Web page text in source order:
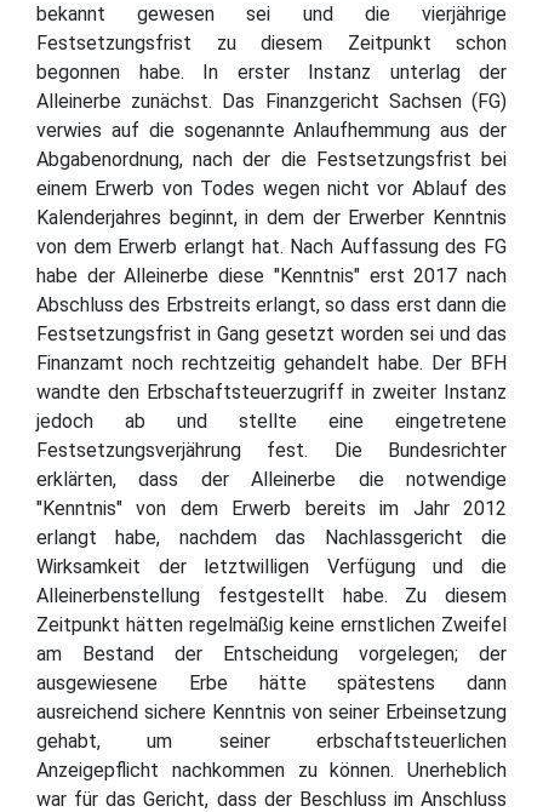
bekannt gewesen sei und die vierjährige
Festsetzungsfrist zu diesem Zeitpunkt schon
begonnen habe. In erster Instanz unterlag der
Alleinerbe zunächst. Das Finanzgericht Sachsen (FG)
verwies auf die sogenannte Anlaufhemmung aus der
Abgabenordnung, nach der die Festsetzungsfrist bei
einem Erwerb von Todes wegen nicht vor Ablauf des
Kalenderjahres beginnt, in dem der Erwerber Kenntnis
von dem Erwerb erlangt hat. Nach Auffassung des FG
habe der Alleinerbe diese "Kenntnis" erst 2017 nach
Abschluss des Erbstreits erlangt, so dass erst dann die
Festsetzungsfrist in Gang gesetzt worden sei und das
Finanzamt noch rechtzeitig gehandelt habe. Der BFH
wandte den Erbschaftsteuerzugriff in zweiter Instanz
jedoch ab und stellte eine eingetretene
Festsetzungsverjährung fest. Die Bundesrichter
erklärten, dass der Alleinerbe die notwendige
"Kenntnis" von dem Erwerb bereits im Jahr 2012
erlangt habe, nachdem das Nachlassgericht die
Wirksamkeit der letztwilligen Verfügung und die
Alleinerbenstellung festgestellt habe. Zu diesem
Zeitpunkt hätten regelmäßig keine ernstlichen Zweifel
am Bestand der Entscheidung vorgelegen; der
ausgewiesene Erbe hätte spätestens dann
ausreichend sichere Kenntnis von seiner Erbeinsetzung
gehabt, um seiner erbschaftsteuerlichen
Anzeigepflicht nachkommen zu können. Unerheblich
war für das Gericht, dass der Beschluss im Anschluss